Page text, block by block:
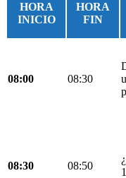
HORA
INICIO
HORA
FIN
08:00 08:30
08:30 08:50